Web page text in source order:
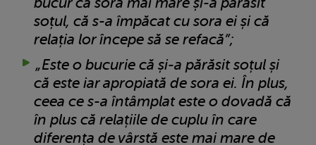
soțul, că s-a împăcat cu sora ei și că
relația lor începe să se refacă”;
„Este o bucurie că și-a părăsit soțul și
că este iar apropiată de sora ei. În plus,
ceea ce s-a întâmplat este o dovadă că
în plus că relațiile de cuplu în care
diferența de vârstă este mai mare de